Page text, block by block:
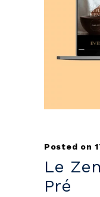
Posted on
Le
Pré